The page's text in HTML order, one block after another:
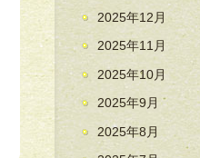
2025年12月
2025年11月
2025年10月
2025年9月
2025年8月